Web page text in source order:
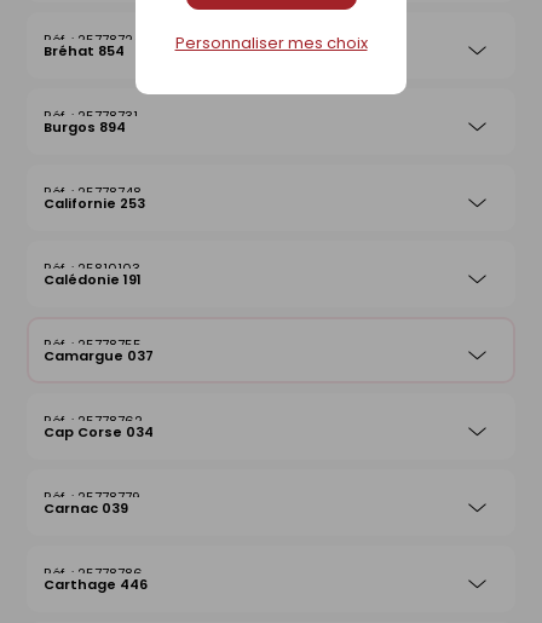
Personnaliser mes choix
25778724
Bréhat 854
25778731
Burgos 894
25778748
Californie 253
25810103
Calédonie 191
25778755
Camargue 037
25778762
Cap Corse 034
25778779
Carnac 039
25778786
Carthage 446